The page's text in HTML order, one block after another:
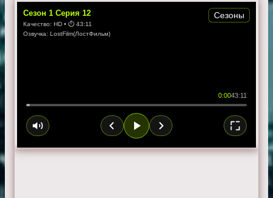
Сезон 1 Серия 12
Качество: HD • ⏱ 43:11
Озвучка: LostFilm(ЛостФильм)
0:0043:11
Сезоны